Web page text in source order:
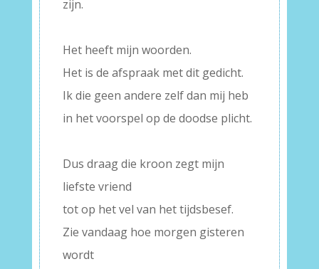
zijn.
Het heeft mijn woorden.
Het is de afspraak met dit gedicht.
Ik die geen andere zelf dan mij heb
in het voorspel op de doodse plicht.
Dus draag die kroon zegt mijn
liefste vriend
tot op het vel van het tijdsbesef.
Zie vandaag hoe morgen gisteren
wordt